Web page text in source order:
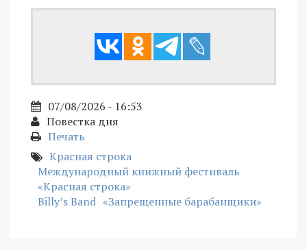
07/08/2026 - 16:53
Повестка дня
Печать
Красная строка
Международный книжный фестиваль
«Красная строка»
Billy’s Band «Запрещенные барабанщики»